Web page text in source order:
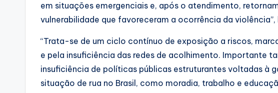
em situações emergenciais e, após o atendimento,
vulnerabilidade que favoreceram a ocorrência da violência”,
“Trata-se de um ciclo contínuo de exposição a riscos,
e pela insuficiência das redes de acolhimento. Importante
insuficiência de políticas públicas estruturantes voltadas à
situação de rua no Brasil, como moradia, trabalho e